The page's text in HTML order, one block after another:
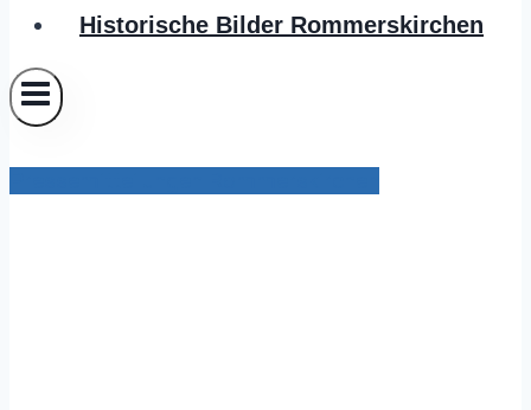
Historische Bilder Rommerskirchen